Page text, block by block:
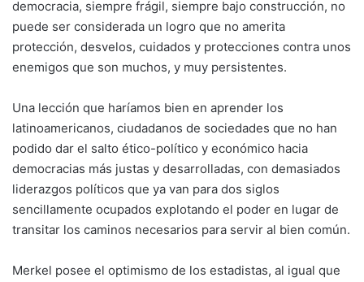
democracia, siempre frágil, siempre bajo construcción, no
puede ser considerada un logro que no amerita
protección, desvelos, cuidados y protecciones contra unos
enemigos que son muchos, y muy persistentes.
Una lección que haríamos bien en aprender los
latinoamericanos, ciudadanos de sociedades que no han
podido dar el salto ético-político y económico hacia
democracias más justas y desarrolladas, con demasiados
liderazgos políticos que ya van para dos siglos
sencillamente ocupados explotando el poder en lugar de
transitar los caminos necesarios para servir al bien común.
Merkel posee el optimismo de los estadistas, al igual que